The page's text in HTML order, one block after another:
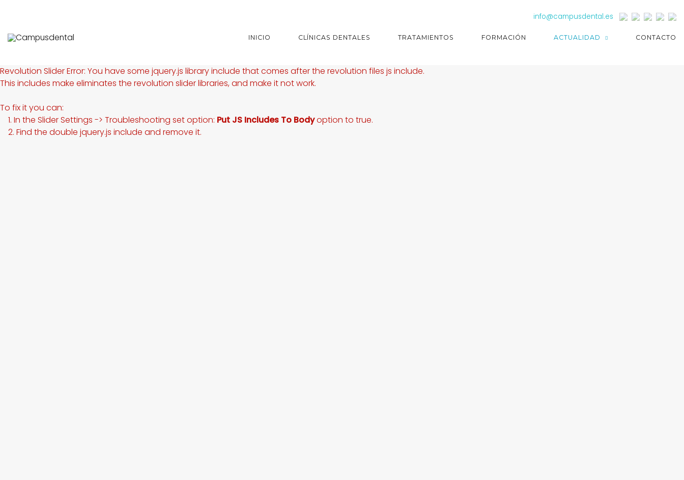
info@campusdental.es
INICIO CLÍNICAS DENTALES TRATAMIENTOS FORMACIÓN ACTUALIDAD CONTACTO
Revolution Slider Error: You have some jquery.js library include that comes after the revolution files js include.
This includes make eliminates the revolution slider libraries, and make it not work.
To fix it you can:
1. In the Slider Settings -> Troubleshooting set option: Put JS Includes To Bodyoption to true.
2. Find the double jquery.js include and remove it.